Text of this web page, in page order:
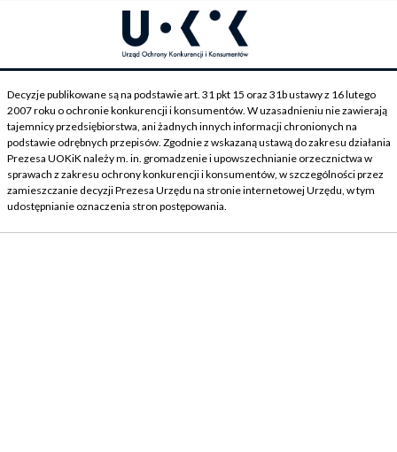
Decyzje publikowane są na podstawie art. 31 pkt 15 oraz 31b ustawy z 16 lutego
2007 roku o ochronie konkurencji i konsumentów. W uzasadnieniu nie zawierają
tajemnicy przedsiębiorstwa, ani żadnych innych informacji chronionych na
podstawie odrębnych przepisów. Zgodnie z wskazaną ustawą do zakresu działania
Prezesa UOKiK należy m. in. gromadzenie i upowszechnianie orzecznictwa w
sprawach z zakresu ochrony konkurencji i konsumentów, w szczególności przez
zamieszczanie decyzji Prezesa Urzędu na stronie internetowej Urzędu, w tym
udostępnianie oznaczenia stron postępowania.